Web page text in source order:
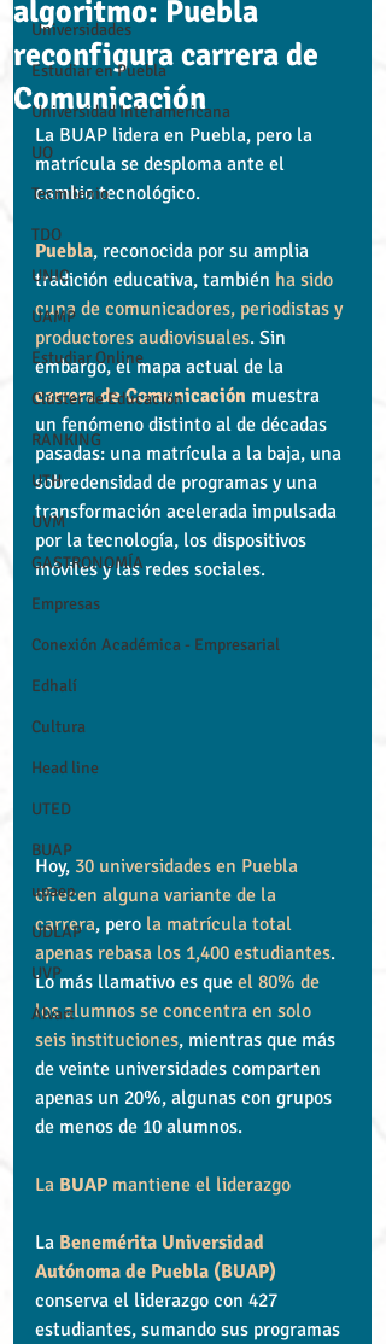
Universidades
Estudiar en Puebla
Universidad Interamericana
UO
Tecmilenio
TDO
UNIC
UAMP
Estudiar Online
Clúster de Educación
RANKING
UTH
UVM
GASTRONOMÍA
Empresas
Conexión Académica - Empresarial
Edhalí
Cultura
Head line
UTED
BUAP
upaep
UDLAP
UVP
Alvart
algoritmo: Puebla
reconfigura carrera de
Comunicación
La BUAP lidera en Puebla, pero la
matrícula se desploma ante el
cambio tecnológico.
Puebla, reconocida por su amplia
tradición educativa, también ha sido
cuna de comunicadores, periodistas y
productores audiovisuales. Sin
embargo, el mapa actual de la
carrera de Comunicación muestra
un fenómeno distinto al de décadas
pasadas: una matrícula a la baja, una
sobredensidad de programas y una
transformación acelerada impulsada
por la tecnología, los dispositivos
móviles y las redes sociales.
Hoy, 30 universidades en Puebla
ofrecen alguna variante de la
carrera, pero la matrícula total
apenas rebasa los 1,400 estudiantes.
Lo más llamativo es que el 80% de
los alumnos se concentra en solo
seis instituciones, mientras que más
de veinte universidades comparten
apenas un 20%, algunas con grupos
de menos de 10 alumnos.
La BUAP mantiene el liderazgo
La Benemérita Universidad
Autónoma de Puebla (BUAP)
conserva el liderazgo con 427
estudiantes, sumando sus programas